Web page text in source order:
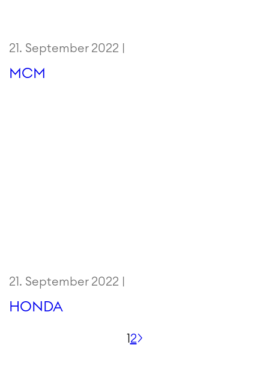
21. September 2022 |
MCM
21. September 2022 |
HONDA
Seitennummerierung
12